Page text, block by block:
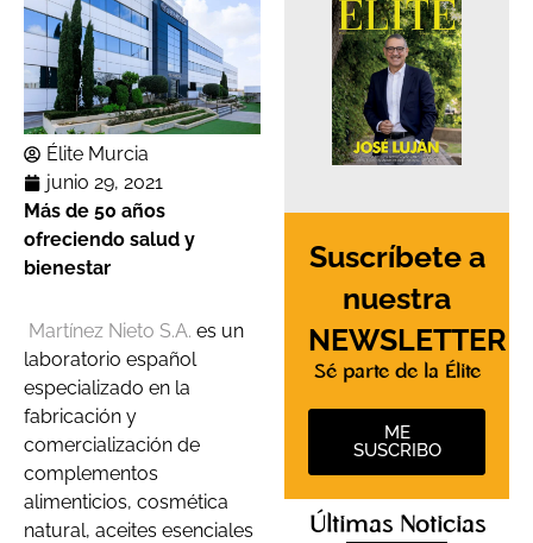
Élite Murcia
junio 29, 2021
Más de 50 años
ofreciendo salud y
bienestar
Martínez Nieto S.A. es un
laboratorio español
especializado en la
fabricación y
comercialización de
complementos
alimenticios, cosmética
natural, aceites esenciales
Suscríbete a
nuestra
NEWSLETTER
Sé parte de la Élite
ME
SUSCRIBO
Últimas Noticias